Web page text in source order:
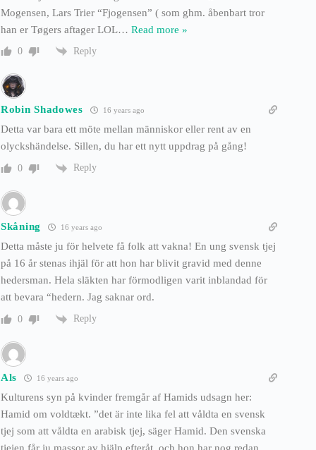
Mogensen, Lars Trier “Fjogensen” ( som ghm. åbenbart tror
han er Tøgers aftager LOL… Read more »
0 Reply
Robin Shadowes 16 years ago
Detta var bara ett möte mellan människor eller rent av en
olyckshändelse. Sillen, du har ett nytt uppdrag på gång!
0 Reply
Skåning 16 years ago
Detta måste ju för helvete få folk att vakna! En ung svensk tjej
på 16 år stenas ihjäl för att hon har blivit gravid med denne
hedersman. Hela släkten har förmodligen varit inblandad för
att bevara “hedern. Jag saknar ord.
0 Reply
Als 16 years ago
Kulturens syn på kvinder fremgår af Hamids udsagn her:
Hamid om voldtækt. ”det är inte lika fel att våldta en svensk
tjej som att våldta en arabisk tjej, säger Hamid. Den svenska